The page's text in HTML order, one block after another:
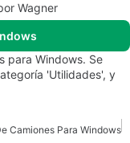
Wagner
para Windows. Se
'Utilidades', y
Camiones Para Windows